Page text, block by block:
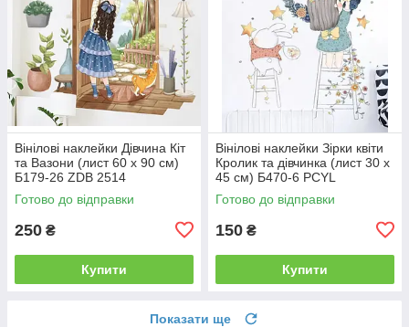
Вінілові наклейки Дівчина Кіт
та Вазони (лист 60 х 90 см)
Б179-26 ZDB 2514
Готово до відправки
250 ₴
Купити
Вінілові наклейки Зірки квіти
Кролик та дівчинка (лист 30 х
45 см) Б470-6 PCYL
Готово до відправки
150 ₴
Купити
Показати ще